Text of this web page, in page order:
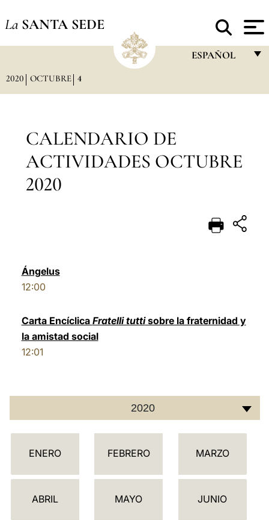
La SANTA SEDE
ESPAÑOL
POLSKI
2020 OCTUBRE 4
CALENDARIO DE
ACTIVIDADES OCTUBRE
2020
Ángelus
12:00
Carta Encíclica Fratelli tuttisobre la fraternidad y
la amistad social
12:01
2020
C
L
ENERO FEBRERO MARZO
ABRIL MAYO JUNIO